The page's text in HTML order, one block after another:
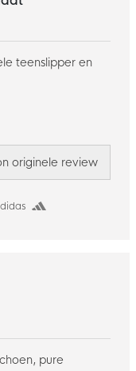
teenslipper en
originele review
pure